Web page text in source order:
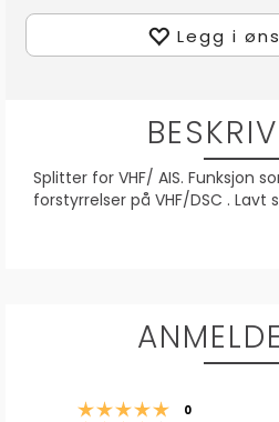
Legg i
Splitter for VHF/ AIS. Funksjon
forstyrrelser på VHF/DSC . Lavt
Karakter: 5
0